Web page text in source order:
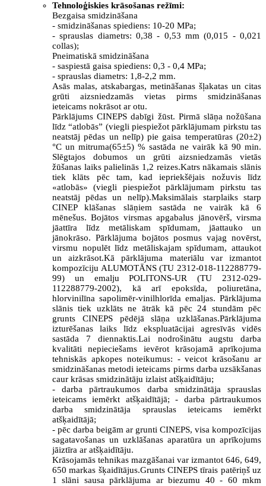
Tehnoloģiskies krāsošanas režīmi:
Bezgaisa smidzināšana
- smidzināšanas spiediens: 10-20 MPa;
- sprauslas diametrs: 0,38 - 0,53 mm (0,015 - 0,021
collas);
Pneimatiskā smidzināšana
- saspiestā gaisa spiediens: 0,3 - 0,4 MPa;
- sprauslas diametrs: 1,8-2,2 mm.
Asās malas, atskabargas, metināšanas šļakatas un citas
grūti aizsniedzamās vietas pirms smidzināšanas
ieteicams nokrāsot ar otu.
Pārklājums CINEPS dabīgi žūst. Pirmā slāņa nožūšana
līdz “atlobās” (viegli piespiežot pārklājumam pirkstu tas
neatstāj pēdas un nelīp) pie gaisa temperatūras (20±2)
°C un mitruma(65±5) % sastāda ne vairāk kā 90 min.
Slēgtajos dobumos un grūti aizsniedzamās vietās
žūšanas laiks palielinās 1,2 reizes.Katrs nākamais slānis
tiek klāts pēc tam, kad iepriekšējais nožuvis līdz
«atlobās» (viegli piespiežot pārklājumam pirkstu tas
neatstāj pēdas un nelīp).Maksimālais starplaiks starp
CINEP klāšanas slāņiem sastāda ne vairāk kā 6
mēnešus. Bojātos virsmas apgabalus jānovērš, virsma
jāattīra līdz metāliskam spīdumam, jāattauko un
jānokrāso. Pārklājuma bojātos posmus vajag novērst,
virsmu nopulēt līdz metāliskajam spīdumam, attaukot
un aizkrāsot.Kā pārklājuma materiālu var izmantot
kompozīciju ALUMOTĀNS (TU 2312-018-112288779-
99) un emalju POLITONS-UR (TU 2312-029-
112288779-2002), kā arī epoksīda, poliuretāna,
hlorvinilīna sapolimēr-vinilhlorīda emaljas. Pārklājuma
slānis tiek uzklāts ne ātrāk kā pēc 24 stundām pēc
grunts CINEPS pēdējā slāņa uzklāšanas.Pārklājuma
izturēšanas laiks līdz ekspluatācijai agresīvās vidēs
sastāda 7 diennaktis.Lai nodrošinātu augstu darba
kvalitāti nepieciešams ievērot krāsojamā aprīkojuma
tehniskās apkopes noteikumus: - veicot krāsošanu ar
smidzināšanas metodi ieteicams pirms darba uzsākšanas
caur krāsas smidzinātāju izlaist atšķaidītāju;
- darba pārtraukumos darba smidzinātāja sprauslas
ieteicams iemērkt atšķaidītājā; - darba pārtraukumos
darba smidzinātāja sprauslas ieteicams iemērkt
atšķaidītājā;
- pēc darba beigām ar grunti CINEPS, visa kompozīcijas
sagatavošanas un uzklāšanas aparatūra un aprīkojums
jāiztīra ar atšķaidītāju.
Krāsojamās tehnikas mazgāšanai var izmantot 646, 649,
650 markas šķaidītājus.Grunts CINEPS tīrais patēriņš uz
1 slāni sausa pārklājuma ar biezumu 40 - 60 mkm